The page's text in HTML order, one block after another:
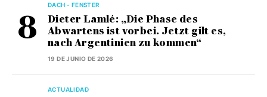
DACH - FENSTER
Dieter Lamlé: „Die Phase des
Abwartens ist vorbei. Jetzt gilt es,
nach Argentinien zu kommen“
19 DE JUNIO DE 2026
ACTUALIDAD